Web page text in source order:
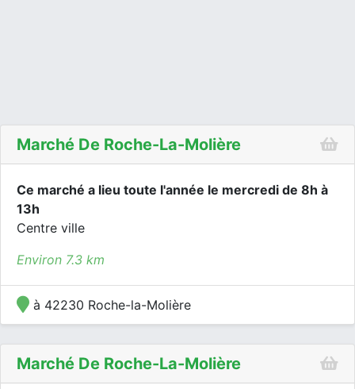
Marché De Roche-La-Molière
Ce marché a lieu toute l'année le mercredi de 8h à
13h
Centre ville
Environ 7.3 km
à 42230 Roche-la-Molière
Marché De Roche-La-Molière